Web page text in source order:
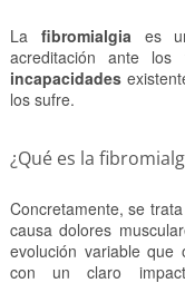
La fibromialgiaes
acreditación ante los
incapacidades
los sufre.
¿Qué es la
Concretamente, se
causa dolores
evolución variable que
con un claro